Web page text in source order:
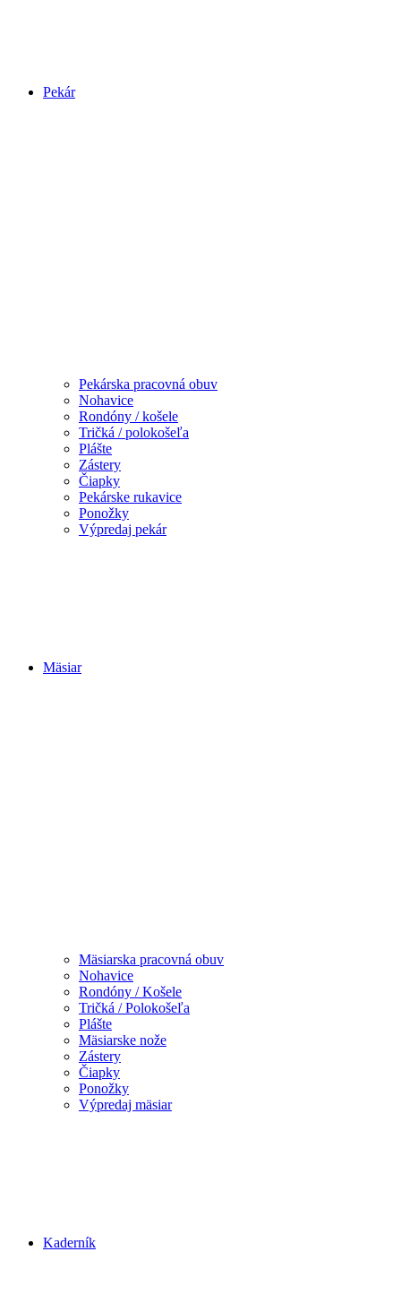
Pekár
Pekárska pracovná obuv
Nohavice
Rondóny / košele
Tričká / polokošeľa
Plášte
Zástery
Čiapky
Pekárske rukavice
Ponožky
Výpredaj pekár
Mäsiar
Mäsiarska pracovná obuv
Nohavice
Rondóny / Košele
Tričká / Polokošeľa
Plášte
Mäsiarske nože
Zástery
Čiapky
Ponožky
Výpredaj mäsiar
Kaderník